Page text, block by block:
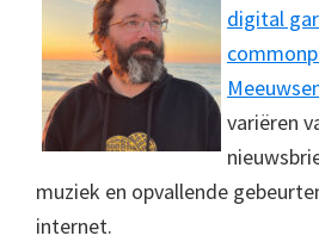
digital
variëren
muziek en opvallende
internet.